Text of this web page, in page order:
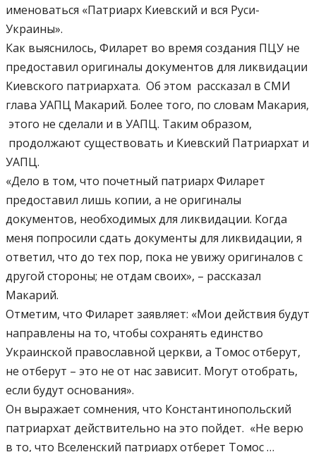
именоваться «Патриарх Киевский и вся Руси-
Украины».
Как выяснилось, Филарет во время создания ПЦУ не
предоставил оригиналы документов для ликвидации
Киевского патриархата. Об этом рассказал в СМИ
глава УАПЦ Макарий. Более того, по словам Макария,
этого не сделали и в УАПЦ. Таким образом,
продолжают существовать и Киевский Патриархат и
УАПЦ.
«Дело в том, что почетный патриарх Филарет
предоставил лишь копии, а не оригиналы
документов, необходимых для ликвидации. Когда
меня попросили сдать документы для ликвидации, я
ответил, что до тех пор, пока не увижу оригиналов с
другой стороны; не отдам своих», – рассказал
Макарий.
Отметим, что Филарет заявляет: «Мои действия будут
направлены на то, чтобы сохранять единство
Украинской православной церкви, а Томос отберут,
не отберут – это не от нас зависит. Могут отобрать,
если будут основания».
Он выражает сомнения, что Константинопольский
патриархат действительно на это пойдет. «Не верю
в то, что Вселенский патриарх отберет Томос …